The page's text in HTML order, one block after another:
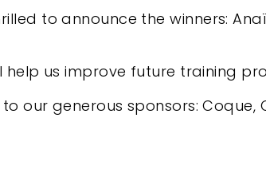
to announce the winners:
us improve future training
our generous sponsors: